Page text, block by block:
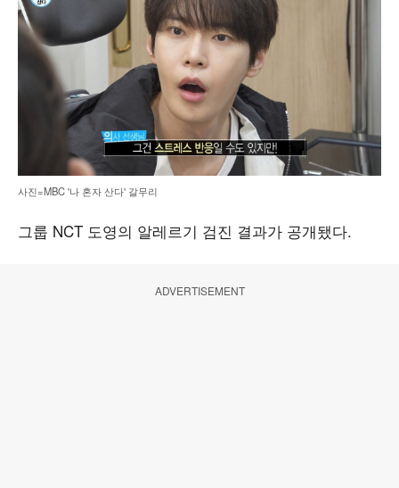
사진=MBC '나 혼자 산다' 갈무리
그룹 NCT 도영의 알레르기 검진 결과가 공개됐다.
ADVERTISEMENT